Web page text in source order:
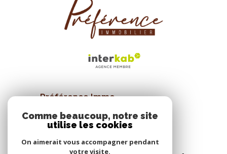
Préférence Immo
26 Allée de la liberté
34570Pignan
04 67 47 58 08
Comme beaucoup, notre site
utilise les cookies
On aimerait vous accompagner pendant
votre visite.